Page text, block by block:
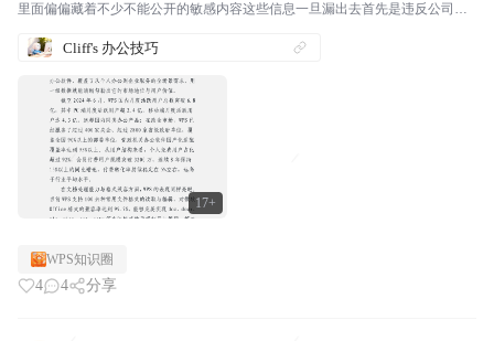
17+
里面偏偏藏着不少不能公开的敏感内容这些信息一旦漏出去首先是违反公司内
能吃上官司赔违约金都不是没可能滴~要是以前我们这种小...
Cliff's 办公技巧
WPS知识圈
4 4 分享